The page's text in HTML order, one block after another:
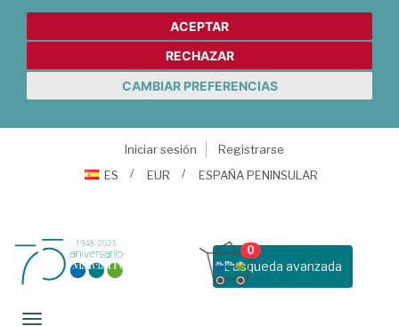
ACEPTAR
RECHAZAR
CAMBIAR PREFERENCIAS
Iniciar sesión
Registrarse
ES
EUR ESPAÑA PENINSULAR
Busqueda avanzada
0
Toggle navigation